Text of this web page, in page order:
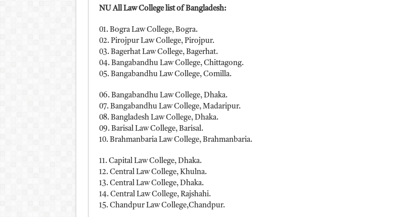
NU All Law College list of Bangladesh:
01. Bogra Law College, Bogra.
02. Pirojpur Law College, Pirojpur.
03. Bagerhat Law College, Bagerhat.
04. Bangabandhu Law College, Chittagong.
05. Bangabandhu Law College, Comilla.
06. Bangabandhu Law College, Dhaka.
07. Bangabandhu Law College, Madaripur.
08. Bangladesh Law College, Dhaka.
09. Barisal Law College, Barisal.
10. Brahmanbaria Law College, Brahmanbaria.
11. Capital Law College, Dhaka.
12. Central Law College, Khulna.
13. Central Law College, Dhaka.
14. Central Law College, Rajshahi.
15. Chandpur Law College,Chandpur.